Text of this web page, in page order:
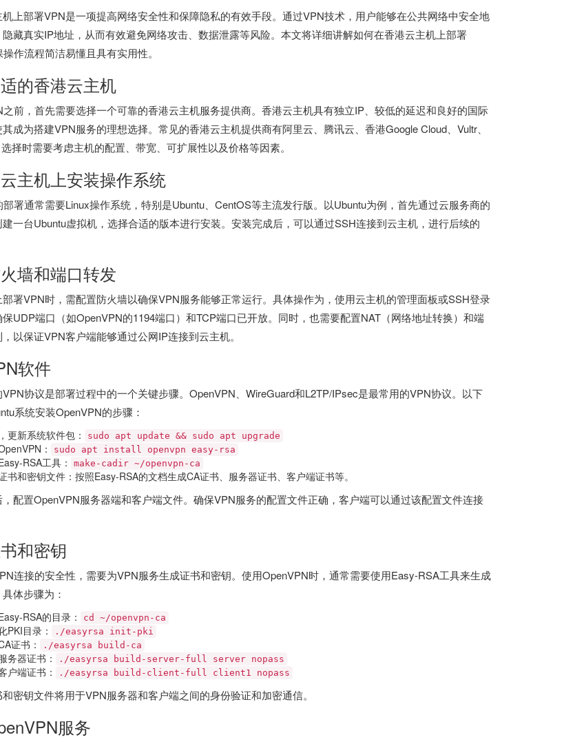
机 上部署VPN是一项提高网络安全性和保障隐私的有效手段。通过VPN技术，用户能够在公共网络中安全地
藏真实IP地址，从而有效避免网络攻击、数据泄露等风险。本文将详细讲解如何在香港云主机上部署
作流程简洁易懂且具有实用性。
的香港云主机
前，首先需要选择一个可靠的香港云主机服务提供商。香港云主机具有独立IP、较低的延迟和良好的国际
成为搭建VPN服务的理想选择。常见的香港云主机提供商有阿里云、腾讯云、香港Google Cloud、Vultr、
择时需要考虑主机的配置、带宽、可扩展性以及价格等因素。
主机上安装操作系统
署通常需要Linux操作系统，特别是Ubuntu、CentOS等主流发行版。以Ubuntu为例，首先通过云服务商的
一台Ubuntu虚拟机，选择合适的版本进行安装。安装完成后，可以通过SSH连接到云主机，进行后续的
墙和端口转发
署VPN时，需配置防火墙以确保VPN服务能够正常运行。具体操作为，使用云主机的管理面板或SSH登录
UDP端口（如OpenVPN的1194端口）和TCP端口已开放。同时，也需要配置NAT（网络地址转换）和端
以保证VPN客户端能够通过公网IP连接到云主机。
软件
协议是部署过程中的一个关键步骤。OpenVPN、WireGuard和L2TP/IPsec是最常用的VPN协议。以下
系统安装OpenVPN的步骤：
更新系统软件包： sudo apt update && sudo apt upgrade
： sudo apt install openvpn easy-rsa
RSA工具： make-cadir ~/openvpn-ca
书和密钥文件：按照Easy-RSA的文档生成CA证书、服务器证书、客户端证书等。
配置OpenVPN服务器端和客户端文件。确保VPN服务的配置文件正确，客户端可以通过该配置文件连接
和密钥
连接的安全性，需要为VPN服务生成证书和密钥。使用OpenVPN时，通常需要使用Easy-RSA工具来生成
体步骤为：
RSA的目录： cd ~/openvpn-ca
PKI目录： ./easyrsa init-pki
证书： ./easyrsa build-ca
务器证书： ./easyrsa build-server-full server nopass
户端证书： ./easyrsa build-client-full client1 nopass
密钥文件将用于VPN服务器和客户端之间的身份验证和加密通信。
服务